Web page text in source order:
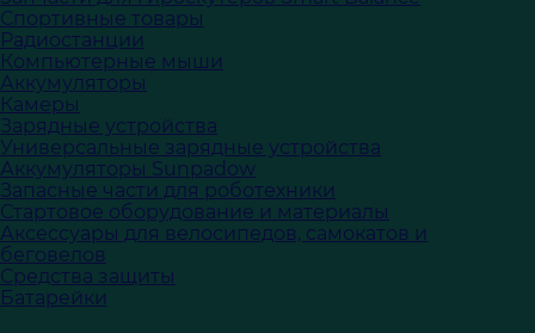
Спортивные товары
Радиостанции
Компьютерные мыши
Аккумуляторы
Камеры
Зарядные устройства
Универсальные зарядные устройства
Аккумуляторы Sunpadow
Запасные части для роботехники
Стартовое оборудование и материалы
Аксессуары для велосипедов, самокатов и
беговелов
Средства защиты
Батарейки